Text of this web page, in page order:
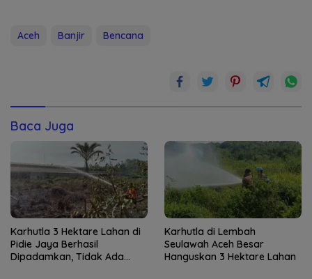
Aceh Banjir Bencana
Baca Juga
Karhutla 3 Hektare Lahan di
Pidie Jaya Berhasil
Dipadamkan, Tidak Ada
Karhutla di Lembah
Seulawah Aceh Besar
Hanguskan 3 Hektare Lahan